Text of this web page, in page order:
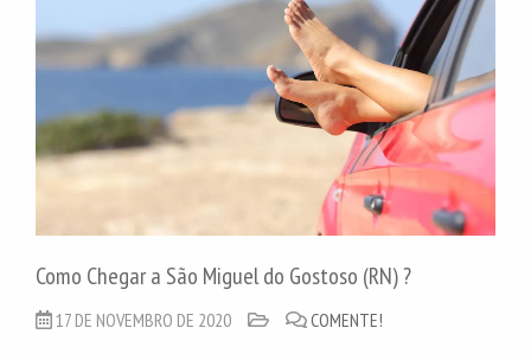
Como Chegar a São Miguel do Gostoso (RN) ?
17 DE NOVEMBRO DE 2020 COMENTE!